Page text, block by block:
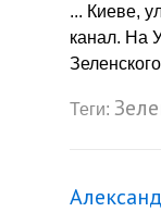
... Киеве,
канал. На
Теги: